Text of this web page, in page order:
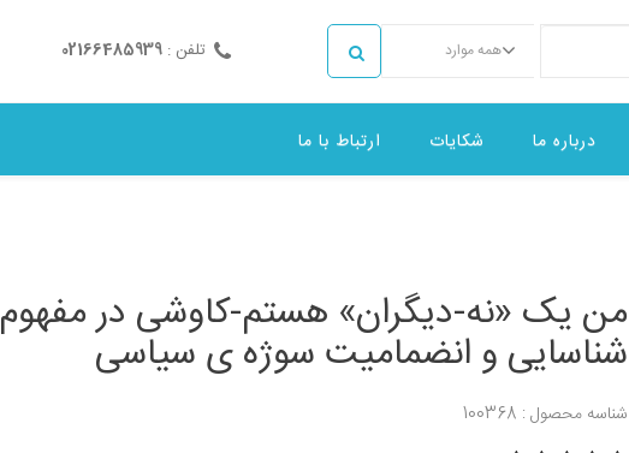
همه موارد تلفن : 02166485939
درباره ما شکایات ارتباط با ما
من یک «نه-دیگران» هستم-کاوشی در مفهوم
شناسایی و انضمامیت سوژه ی سیاسی
شناسه محصول : 100368